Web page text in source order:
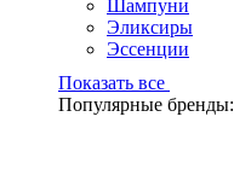
Шампуни
Эликсиры
Эссенции
Показать все
Популярные бренды: